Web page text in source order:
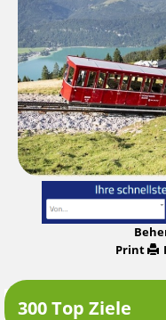
Print
300 Top Ziele